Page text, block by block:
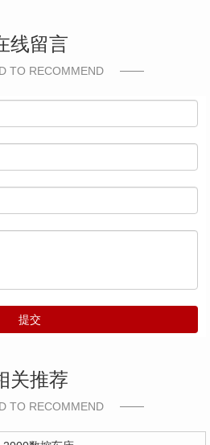
线留言
TO RECOMMEND
提交
关推荐
TO RECOMMEND